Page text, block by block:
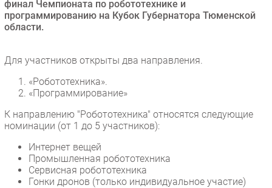
Оборудование
ПО
Кадры
Регулирование
Финансы
Web
Безопасность
Инновации
CIO/Управление ИТ
Гаджеты
финал Чемпионата по робототехнике и
программированию на Кубок Губернатора Тюменской
области.
Для участников открыты два направления.
«Робототехника».
«Программирование»
К направлению "Робототехника" относятся следующие
номинации (от 1 до 5 участников):
Интернет вещей
Промышленная робототехника
Сервисная робототехника
Гонки дронов (только индивидуальное участие)